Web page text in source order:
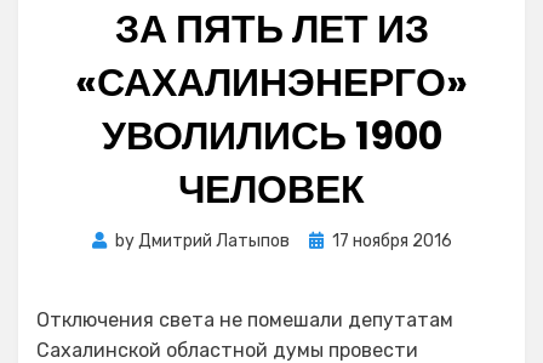
ЗА ПЯТЬ ЛЕТ ИЗ
«САХАЛИНЭНЕРГО»
УВОЛИЛИСЬ 1900
ЧЕЛОВЕК
byДмитрий Латыпов
Posted
17 ноября 2016
Отключения света не помешали депутатам
Сахалинской областной думы провести